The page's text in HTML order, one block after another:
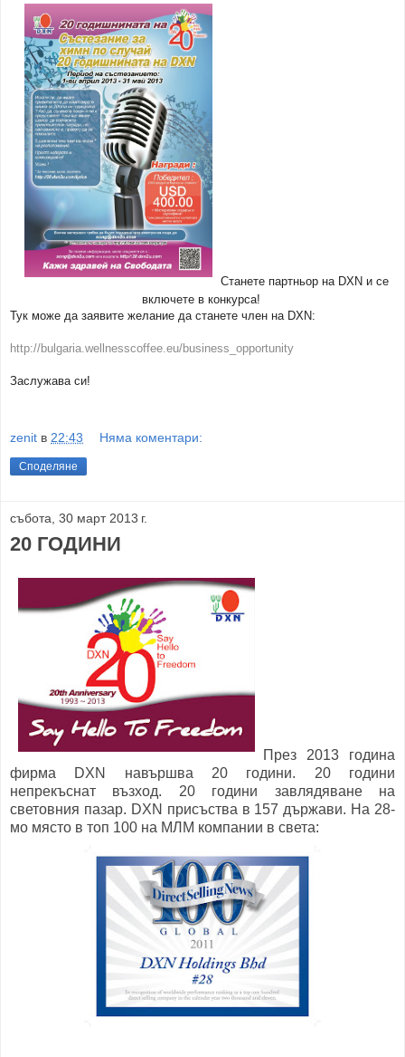
Станете партньор на DXN и се
включете в конкурса!
Тук може да заявите желание да станете член на DXN:
http://bulgaria.wellnesscoffee.eu/business_opportunity
Заслужава си!
zenit в 22:43 Няма коментари:
Споделяне
събота, 30 март 2013 г.
20 ГОДИНИ
През 2013 година
фирма DXN навършва 20 години. 20 години
непрекъснат възход. 20 години завлядяване на
световния пазар. DXN присъства в 157 държави. На 28-
мо място в топ 100 на МЛМ компании в света: